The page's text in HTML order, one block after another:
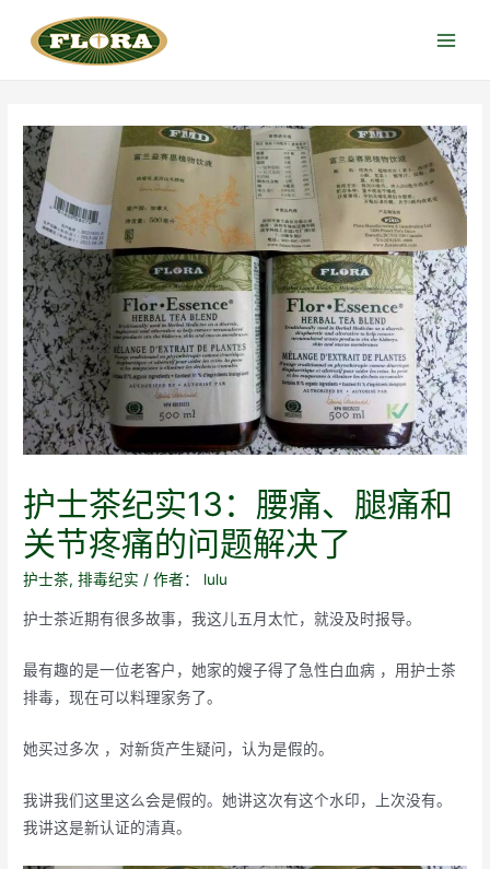
护士茶纪实13：腰痛、腿痛和
关节疼痛的问题解决了
护士茶,排毒纪实 / 作者： lulu
护士茶近期有很多故事，我这儿五月太忙，就没及时报导。
最有趣的是一位老客户，她家的嫂子得了急性白血病 ，用护士茶
排毒，现在可以料理家务了。
她买过多次 ，对新货产生疑问，认为是假的。
我讲我们这里这么会是假的。她讲这次有这个水印，上次没有。
我讲这是新认证的清真。